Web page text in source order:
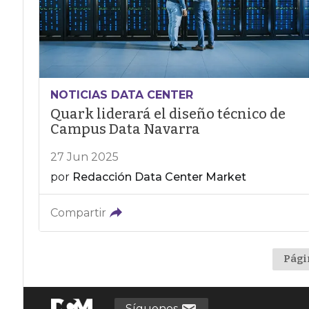
NOTICIAS DATA CENTER
Quark liderará el diseño técnico de
Campus Data Navarra
27 Jun 2025
por Redacción Data Center Market
Compartir